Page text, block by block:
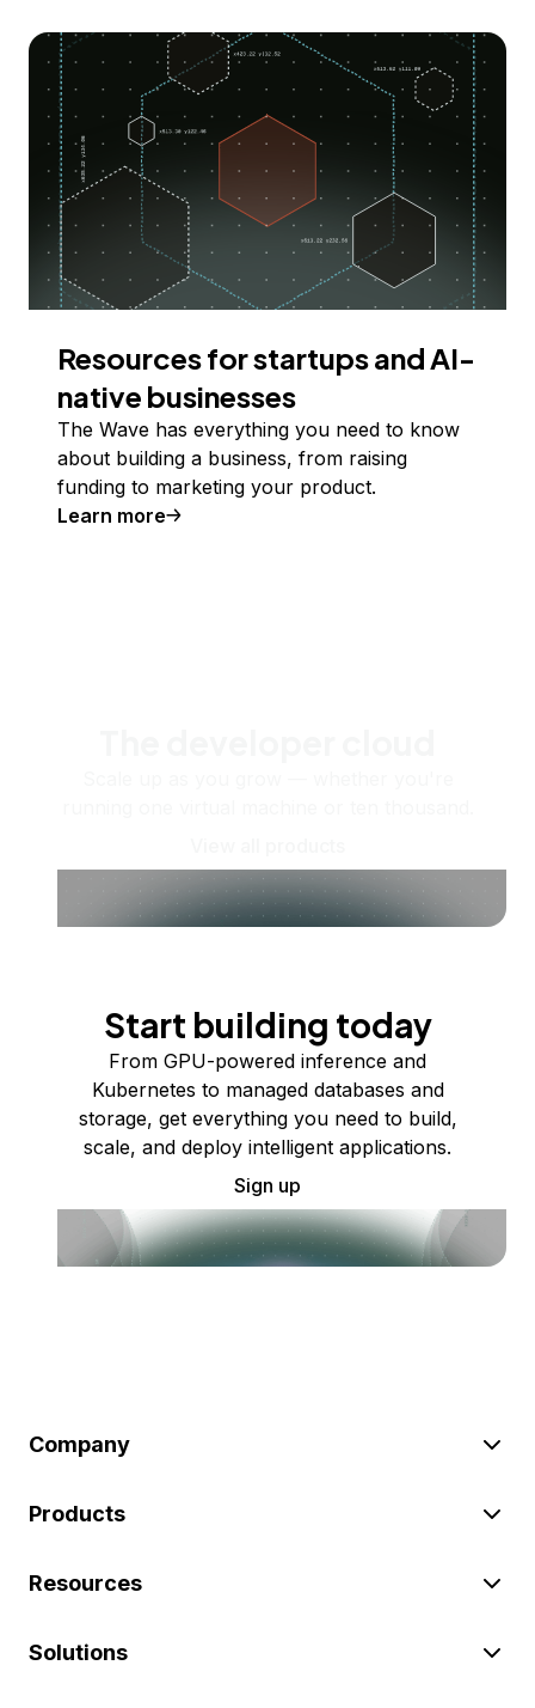
Resources for startups and AI-
native businesses
The Wave has everything you need to know
about building a business, from raising
funding to marketing your product.
Learn more
Start building today
From GPU-powered inference and
Kubernetes to managed databases and
storage, get everything you need to build,
scale, and deploy intelligent applications.
Sign up
Company
Products
Resources
Solutions